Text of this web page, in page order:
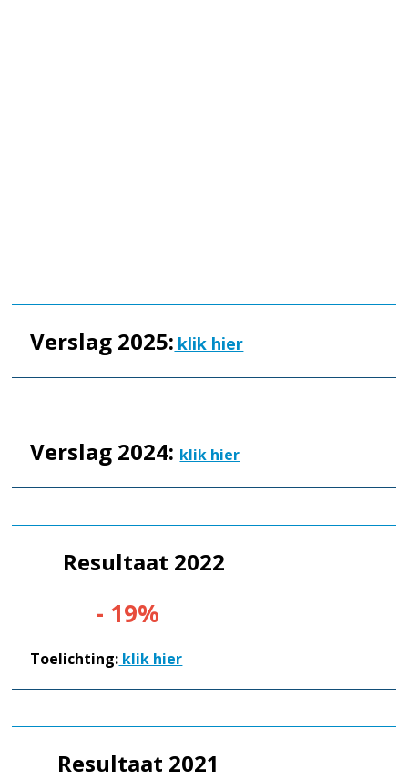
Verslag 2025: klik hier
Verslag 2024: klik hier
Resultaat 2022
- 19%
Toelichting: klik hier
Resultaat 2021